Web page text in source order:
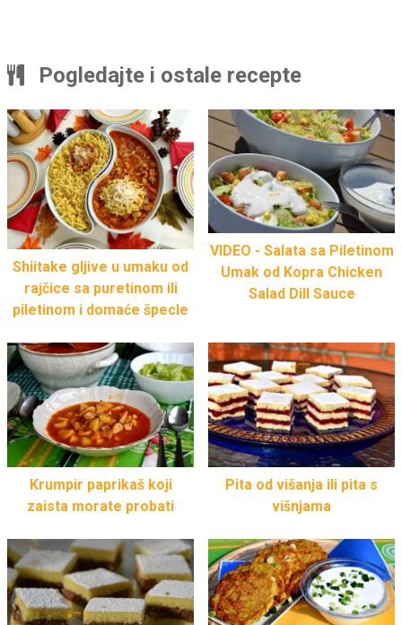
Pogledajte i ostale recepte
Shiitake gljive u umaku od
rajčice sa puretinom ili
piletinom i domaće špecle
VIDEO - Salata sa Piletinom
Umak od Kopra Chicken
Salad Dill Sauce
Krumpir paprikaš koji
zaista morate probati
Pita od višanja ili pita s
višnjama